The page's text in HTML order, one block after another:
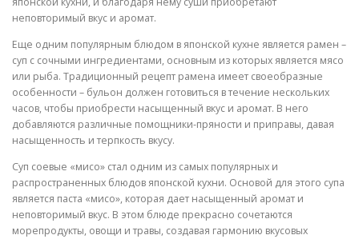
неповторимый вкус и аромат.
Еще одним популярным блюдом в японской кухне является рамен –
суп с сочными ингредиентами, основным из которых является мясо
или рыба. Традиционный рецепт рамена имеет своеобразные
особенности – бульон должен готовиться в течение нескольких
часов, чтобы приобрести насыщенный вкус и аромат. В него
добавляются различные помощники-пряности и приправы, давая
насыщенность и терпкость вкусу.
Суп соевые «мисо» стал одним из самых популярных и
распространенных блюдов японской кухни. Основой для этого супа
является паста «мисо», которая дает насыщенный аромат и
неповторимый вкус. В этом блюде прекрасно сочетаются
морепродукты, овощи и травы, создавая гармонию вкусовых